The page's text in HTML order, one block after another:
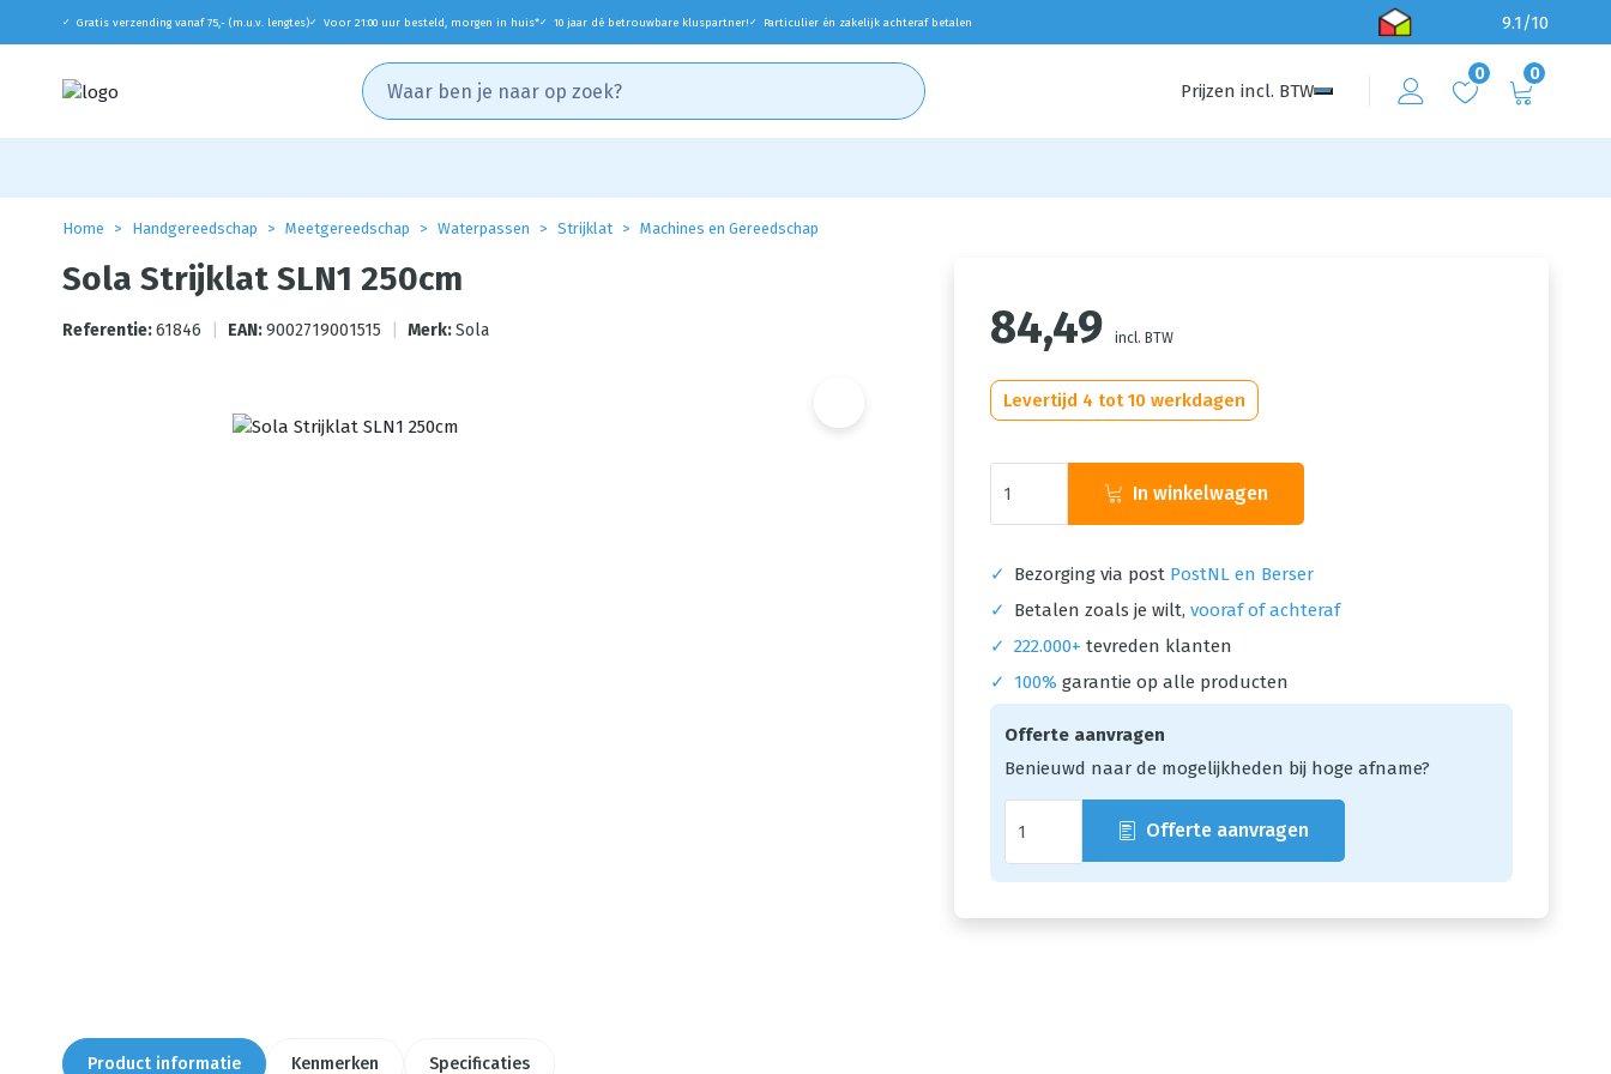
✓ Gratis verzending vanaf 75,- (m.u.v. lengtes)✓ Voor 21:00 uur besteld, morgen in huis*✓ 10 jaar dé betrouwbare kluspartner! ✓ Particulier én zakelijk achteraf betalen 9.1/10
Prijzen incl. BTW
0 0
Home Handgereedschap Meetgereedschap Waterpassen Strijklat Machines en Gereedschap
Sola Strijklat SLN1 250cm
Referentie:61846 EAN:9002719001515 Merk:Sola 84,49 incl. BTW
Levertijd 4 tot 10 werkdagen
In winkelwagen
✓ Bezorging via post PostNL en Berser
✓
Betalen zoals je wilt, vooraf of achteraf
✓ 222.000+ tevreden klanten
✓
100% garantie op alle producten
Offerte aanvragen
Benieuwd naar de mogelijkheden bij hoge afname?
Offerte aanvragen
Product informatie Kenmerken Specificaties